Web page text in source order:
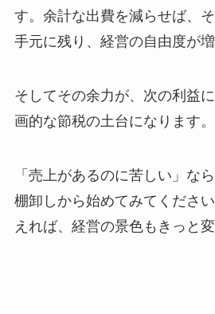
す。余計な出費を減らせば、
手元に残り、経営の自由度が増
そしてその余力が、次の利益
画的な節税の土台になります。
「売上があるのに苦しい」な
棚卸しから始めてみてくださ
えれば、経営の景色もきっと